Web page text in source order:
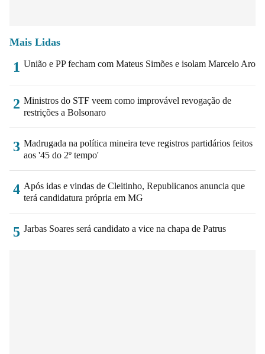
Mais Lidas
1 União e PP fecham com Mateus Simões e isolam Marcelo Aro
2 Ministros do STF veem como improvável revogação de
restrições a Bolsonaro
3 Madrugada na política mineira teve registros partidários feitos
aos '45 do 2º tempo'
4 Após idas e vindas de Cleitinho, Republicanos anuncia que
terá candidatura própria em MG
5 Jarbas Soares será candidato a vice na chapa de Patrus